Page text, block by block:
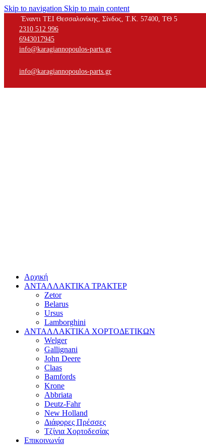
Skip to navigation Skip to main content
Έναντι ΤΕΙ Θεσσαλονίκης, Σίνδος, Τ.Κ. 57400, ΤΘ 5
2310 512 996
6943017945
info@karagiannopoulos-parts.gr
info@karagiannopoulos-parts.gr
Αρχική
ΑΝΤΑΛΛΑΚΤΙΚΑ ΤΡΑΚΤΕΡ
Zetor
Belarus
Ursus
Lamborghini
ΑΝΤΑΛΛΑΚΤΙΚΑ ΧΟΡΤΟΔΕΤΙΚΩΝ
Welger
Gallignani
John Deere
Claas
Bamfords
Krone
Abbriata
Deutz-Fahr
New Holland
Διάφορες Πρέσσες
Τζίνια Χορτοδεσίας
Επικοινωνία